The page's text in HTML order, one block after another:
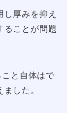
厚みを抑え
ることが問題
と自体はで
した。